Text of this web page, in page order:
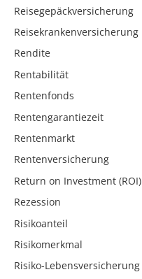
Reisegepäckversicherung
Reisekrankenversicherung
Rendite
Rentabilität
Rentenfonds
Rentengarantiezeit
Rentenmarkt
Rentenversicherung
Return on Investment (ROI)
Rezession
Risikoanteil
Risikomerkmal
Risiko-Lebensversicherung